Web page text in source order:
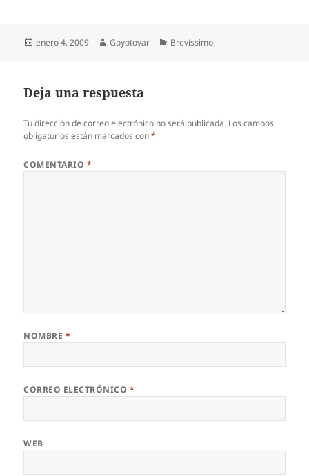
Publicado
enero 4, 2009 Autor
Goyotovar Categorías
Brevíssimo
Deja una respuesta
Tu dirección de correo electrónico no será publicada. Los campos
obligatorios están marcados con*
COMENTARIO *
NOMBRE *
CORREO ELECTRÓNICO *
WEB